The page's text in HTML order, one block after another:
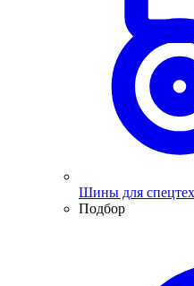
Шины для
Подбор